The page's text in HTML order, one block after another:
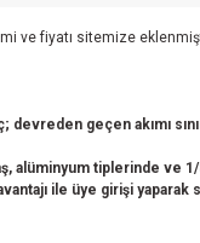
ve fiyatı sitemize
geçen akımı
alüminyum tiplerinde ve
ile üye girişi yaparak